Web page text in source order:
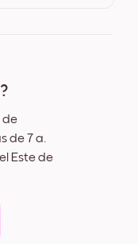
de
de 7 a.
Este de